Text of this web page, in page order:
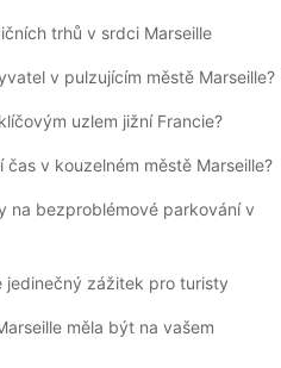
trhů v srdci Marseille
v pulzujícím městě Marseille?
uzlem jižní Francie?
v kouzelném městě Marseille?
na bezproblémové parkování v
jedinečný zážitek pro turisty
měla být na vašem